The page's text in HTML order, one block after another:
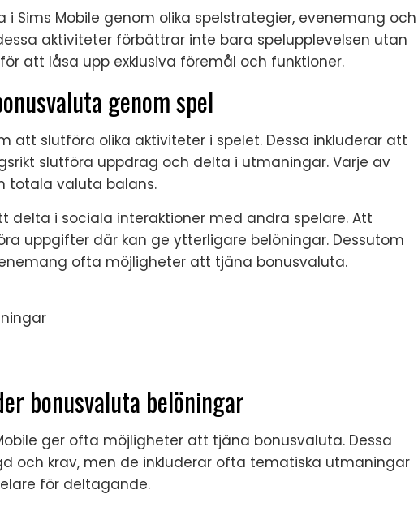
i Sims Mobile genom olika spelstrategier, evenemang och
aktiviteter förbättrar inte bara spelupplevelsen utan
att låsa upp exklusiva föremål och funktioner.
genom spel
att slutföra olika aktiviteter i spelet. Dessa inkluderar att
slutföra uppdrag och delta i utmaningar. Varje av
totala valuta balans.
delta i sociala interaktioner med andra spelare. Att
uppgifter där kan ge ytterligare belöningar. Dessutom
ofta möjligheter att tjäna bonusvaluta.
bonusvaluta belöningar
ger ofta möjligheter att tjäna bonusvaluta. Dessa
och krav, men de inkluderar ofta tematiska utmaningar
för deltagande.